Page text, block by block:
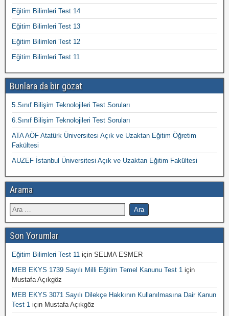
Eğitim Bilimleri Test 14
Eğitim Bilimleri Test 13
Eğitim Bilimleri Test 12
Eğitim Bilimleri Test 11
Bunlara da bir gözat
5.Sınıf Bilişim Teknolojileri Test Soruları
6.Sınıf Bilişim Teknolojileri Test Soruları
ATA AÖF Atatürk Üniversitesi Açık ve Uzaktan Eğitim Öğretim
Fakültesi
AUZEF İstanbul Üniversitesi Açık ve Uzaktan Eğitim Fakültesi
Arama
Son Yorumlar
Eğitim Bilimleri Test 11 için SELMA ESMER
MEB EKYS 1739 Sayılı Milli Eğitim Temel Kanunu Test 1 için
Mustafa Açıkgöz
MEB EKYS 3071 Sayılı Dilekçe Hakkının Kullanılmasına Dair Kanun
Test 1 için Mustafa Açıkgöz